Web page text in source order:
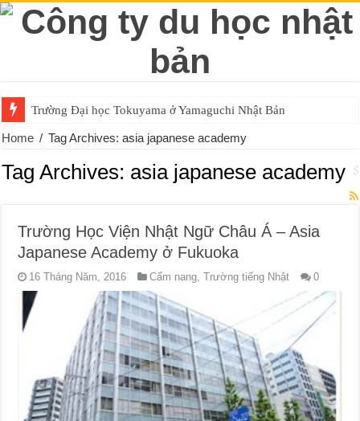
Trường Đại học Tokuyama ở Yamaguchi Nhật Bản
Home / Tag Archives: asia japanese academy
Tag Archives: asia japanese academy
Trường Học Viện Nhật Ngữ Châu Á – Asia
Japanese Academy ở Fukuoka
16 Tháng Năm, 2016 Cẩm nang,Trường tiếng Nhật 0